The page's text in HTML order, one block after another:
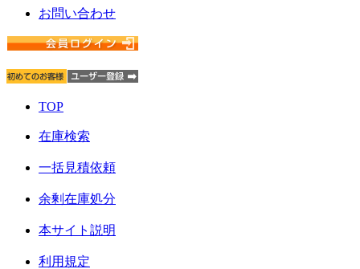
お問い合わせ
TOP
在庫検索
一括見積依頼
余剰在庫処分
本サイト説明
利用規定